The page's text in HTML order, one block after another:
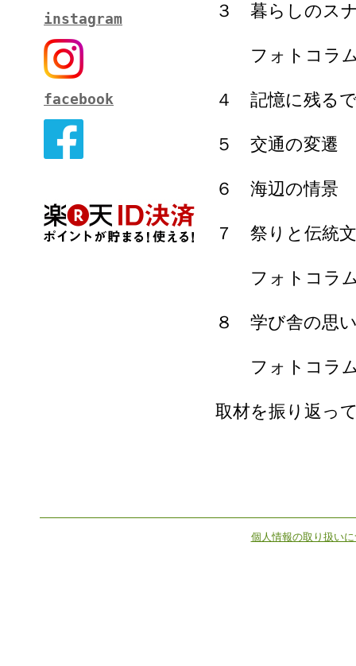
instagram
facebook
３ 暮らしのス
フォトコラ
４ 記憶に残る
５ 交通の変遷
６ 海辺の情景
７ 祭りと伝統
フォトコラム
８ 学び舎の思
フォトコラム
取材を振り返っ
個人情報の取り扱い